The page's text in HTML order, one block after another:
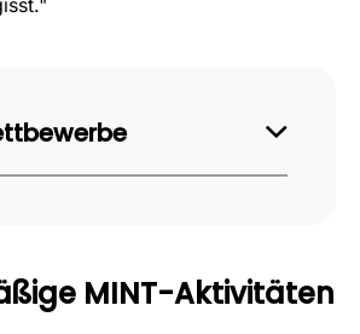
Fachlehrkräften
MINT-Aktivitäten